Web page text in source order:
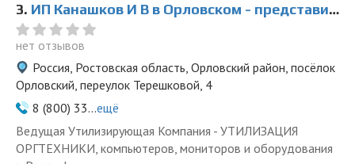
3. ИП Канашков И В в Орловском - представитель ООО Ведущая Утилизирующая Компания
нет отзывов
Россия, Ростовская область, Орловский район, посёлок
Орловский, переулок Терешковой, 4
8 (800) 33...ещё
Ведущая Утилизирующая Компания - УТИЛИЗАЦИЯ
ОРГТЕХНИКИ, компьютеров, мониторов и оборудования